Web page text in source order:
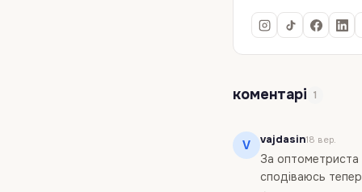
коментарі 1
V vajdasin18 вер.
За оптометриста
сподіваюсь